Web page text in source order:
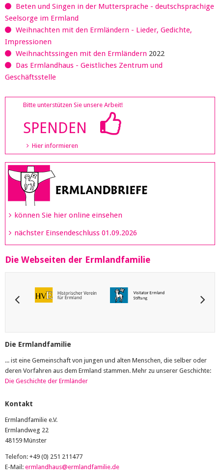
Beten und Singen in der Muttersprache - deutschsprachige
Seelsorge im Ermland
Weihnachten mit den Ermländern - Lieder, Gedichte,
Impressionen
Weihnachtssingen mit den Ermländern 2022
Das Ermlandhaus - Geistliches Zentrum und
Geschäftsstelle
Bitte unterstützen Sie unsere Arbeit!
SPENDEN
Hier informieren
können Sie hier online einsehen
nächster Einsendeschluss 01.09.2026
Die Webseiten der Ermlandfamilie
Die Ermlandfamilie
... ist eine Gemeinschaft von jungen und alten Menschen, die selber oder
deren Vorfahren aus dem Ermland stammen. Mehr zu unserer Geschichte:
Die Geschichte der Ermländer
Kontakt
Ermlandfamilie e.V.
Ermlandweg 22
48159 Münster
Telefon: +49 (0) 251 211477
E-Mail: ermlandhaus@ermlandfamilie.de